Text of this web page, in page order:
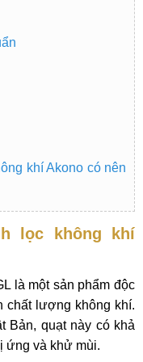
khí Akono có nên
lọc không khí
là một sản phẩm độc
chất lượng không khí.
Bản, quạt này có khả
ứng và khử mùi.